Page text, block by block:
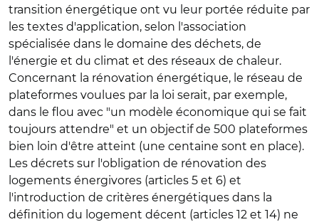
transition énergétique ont vu leur portée réduite par
les textes d'application, selon l'association
spécialisée dans le domaine des déchets, de
l'énergie et du climat et des réseaux de chaleur.
Concernant la rénovation énergétique, le réseau de
plateformes voulues par la loi serait, par exemple,
dans le flou avec "un modèle économique qui se fait
toujours attendre" et un objectif de 500 plateformes
bien loin d'être atteint (une centaine sont en place).
Les décrets sur l'obligation de rénovation des
logements énergivores (articles 5 et 6) et
l'introduction de critères énergétiques dans la
définition du logement décent (articles 12 et 14) ne